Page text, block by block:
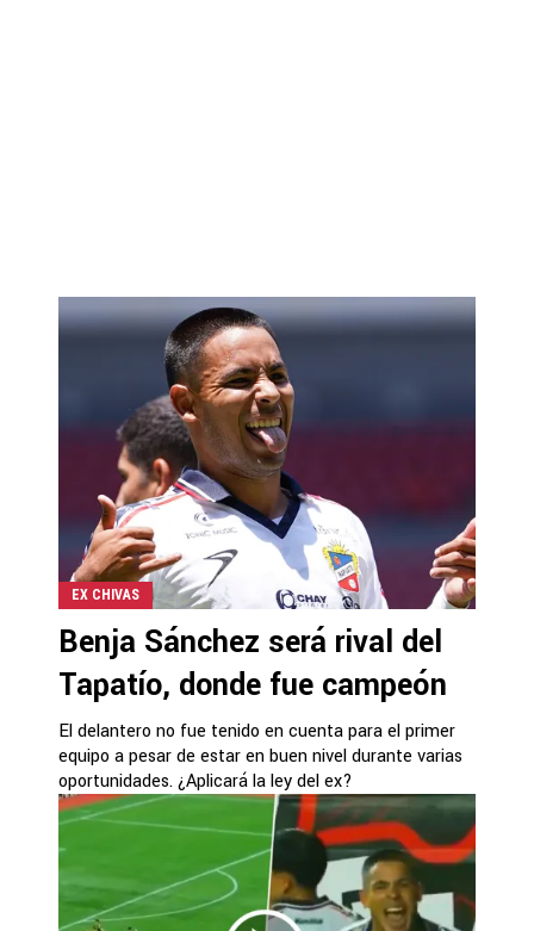
EX CHIVAS
Benja Sánchez será rival del
Tapatío, donde fue campeón
El delantero no fue tenido en cuenta para el primer
equipo a pesar de estar en buen nivel durante varias
oportunidades. ¿Aplicará la ley del ex?